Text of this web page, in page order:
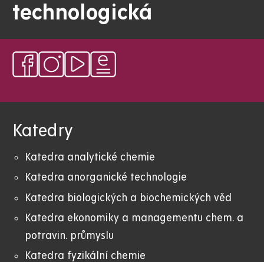
technologická
Katedry
Katedra analytické chemie
Katedra anorganické technologie
Katedra biologických a biochemických věd
Katedra ekonomiky a managementu chem. a
potravin. průmyslu
Katedra fyzikální chemie